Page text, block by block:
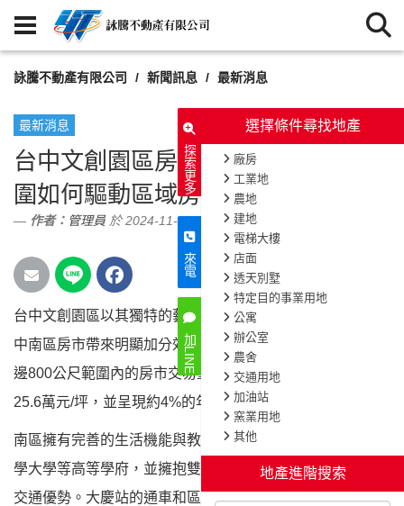
詠騰不動產有限公司 新聞訊息 最新消息
最新消息
台中文創園區房市潛力分析：文創氛
圍如何驅動區域房價成長
作者： 管理員 於 2024-11-28
台中文創園區以其獨特的藝文氛圍和文化氣息，為台
中南區房市帶來明顯加分效應。近一年內，該園區周
邊800公尺範圍內的房市交易量突破155件，平均單價達
25.6萬元/坪，並呈現約4%的年漲幅。
南區擁有完善的生活機能與教育資源，如中興大學、中山醫
學大學等高等學府，並擁抱雙捷運線路和鐵路高架化工程的
交通優勢。大慶站的通車和區域再造計畫更進一步提升了該